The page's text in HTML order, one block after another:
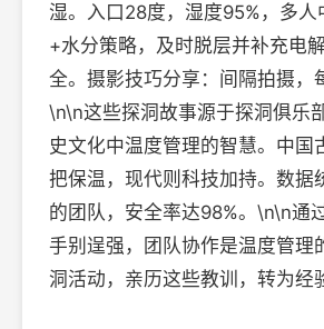
湿。入口28度，湿度95%，多人
+水分策略，及时脱层并补充电
全。摄影技巧分享：间隔拍摄，
\n\n这些探洞故事源于探洞俱乐
史文化中温度管理的智慧。中国
把保温，现代则科技加持。数据
的团队，安全率达98%。\n\n通
手别逞强，团队协作是温度管理
洞活动，亲历这些教训，转为经